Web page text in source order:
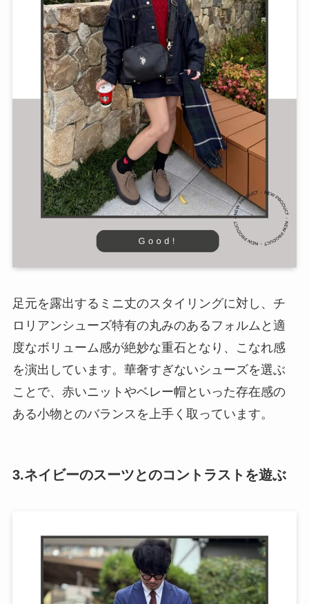
足元を露出するミニ丈のスタイリングに対し、チ
ロリアンシューズ特有の丸みのあるフォルムと適
度なボリューム感が絶妙な重石となり、こなれ感
を演出しています。華奢すぎないシューズを選ぶ
ことで、赤いニットやベレー帽といった存在感の
ある小物とのバランスを上手く取っています。
3.ネイビーのスーツとのコントラストを遊ぶ